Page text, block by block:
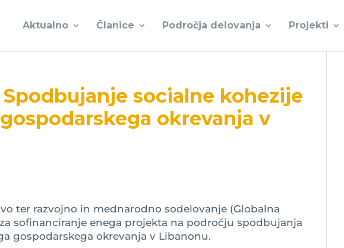
Aktualno Članice Področja delovanja Projekti
Spodbujanje socialne kohezije
okrevanja v
ter razvojno in mednarodno sodelovanje (Globalna
sofinanciranje enega projekta na področju spodbujanja
gospodarskega okrevanja v Libanonu.